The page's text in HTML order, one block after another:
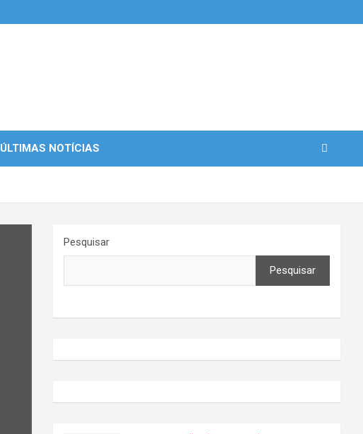
ÚLTIMAS NOTÍCIAS
Pesquisar
Pesquisar